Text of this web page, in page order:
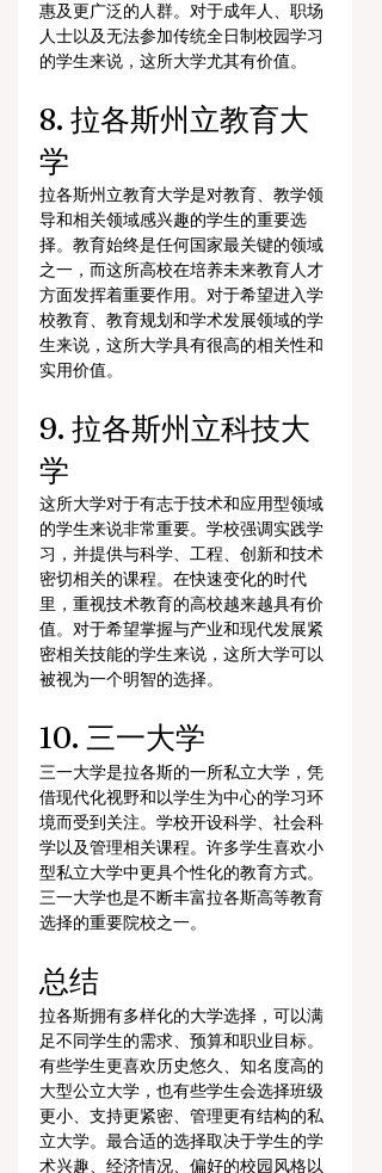
惠及更广泛的人群。对于成年人、职场
人士以及无法参加传统全日制校园学习
的学生来说，这所大学尤其有价值。
8. 拉各斯州立教育大
学
拉各斯州立教育大学是对教育、教学领
导和相关领域感兴趣的学生的重要选
择。教育始终是任何国家最关键的领域
之一，而这所高校在培养未来教育人才
方面发挥着重要作用。对于希望进入学
校教育、教育规划和学术发展领域的学
生来说，这所大学具有很高的相关性和
实用价值。
9. 拉各斯州立科技大
学
这所大学对于有志于技术和应用型领域
的学生来说非常重要。学校强调实践学
习，并提供与科学、工程、创新和技术
密切相关的课程。在快速变化的时代
里，重视技术教育的高校越来越具有价
值。对于希望掌握与产业和现代发展紧
密相关技能的学生来说，这所大学可以
被视为一个明智的选择。
10. 三一大学
三一大学是拉各斯的一所私立大学，凭
借现代化视野和以学生为中心的学习环
境而受到关注。学校开设科学、社会科
学以及管理相关课程。许多学生喜欢小
型私立大学中更具个性化的教育方式。
三一大学也是不断丰富拉各斯高等教育
选择的重要院校之一。
总结
拉各斯拥有多样化的大学选择，可以满
足不同学生的需求、预算和职业目标。
有些学生更喜欢历史悠久、知名度高的
大型公立大学，也有些学生会选择班级
更小、支持更紧密、管理更有结构的私
立大学。最合适的选择取决于学生的学
术兴趣、经济情况、偏好的校园风格以